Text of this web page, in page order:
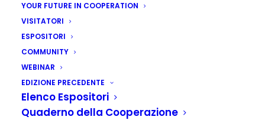
YOUR FUTURE IN COOPERATION
VISITATORI
ESPOSITORI
COMMUNITY
WEBINAR
EDIZIONE PRECEDENTE
Elenco Espositori
Quaderno della Cooperazione
Benin: nove milioni di
euro per progetto